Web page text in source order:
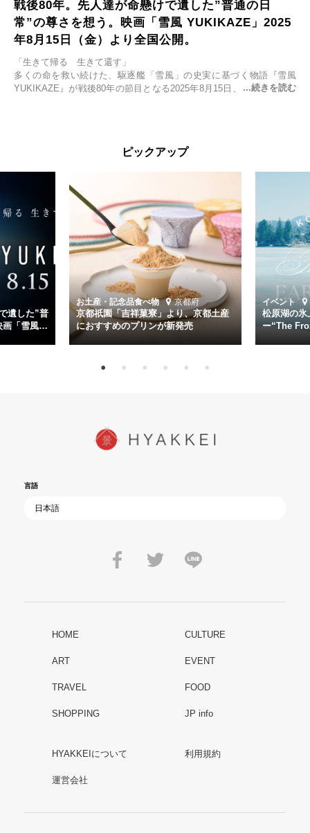
戦後80年。先人達が命懸けで遺した”普通の日
常”の尊さを想う。映画「雪風 YUKIKAZE」2025
年8月15日（金）より全国公開。
「生きて帰る 生きて還す」
多くの命を救い続けた、駆逐艦「雪風」の史実に基づく物語『雪風
YUKIKAZE』が戦後80年の節目となる2025年8月15日、全国公開され
くの仲間の命を救い帰還させ、戦後まで生き抜き「幸運艦」と呼ばれ
主演は「雪風」の艦長・寺澤一利を演じる竹野内豊。先任伍長・早瀬
幸平を玉木宏が演じるほか、奥平大兼、田中麗奈、石丸幹二、益岡徹
など実力派俳優が共演。そして戦艦大和と運命を共にした帝国海軍・
第二艦隊司令長官、伊藤整一を中井貴一が圧倒的な存在感で演じ切
る。
時代が再び、分断と暴力に揺れる現代。本作は「同じ過ちを繰り返す
道を歩んではいないか」と、彼らが命をかけて守りたいと願っ
た”今”を生きる私達に問いかける。戦後80年、戦争の記憶が薄れゆく
今だからこそ、尊い平和の価値を未来に繋ぐ作品『雪風 YUKIKAZE』
を多くの方にご覧いただきたい。
ピックアップ
遺した”普
画「雪風
お土産・記念品食べ物 京都府
京都祇園「吉祥菓寮」より、京都土産
におすすめのプリンが新発売
イベント
松原湖の氷
ー“The
言語
HOME CULTURE
ART EVENT
TRAVEL FOOD
SHOPPING JP info
HYAKKEIについて 利用規約
運営会社